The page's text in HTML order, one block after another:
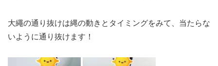
大繩の通り抜けは縄の動きとタイミングをみて、当たらな
いように通り抜けます！